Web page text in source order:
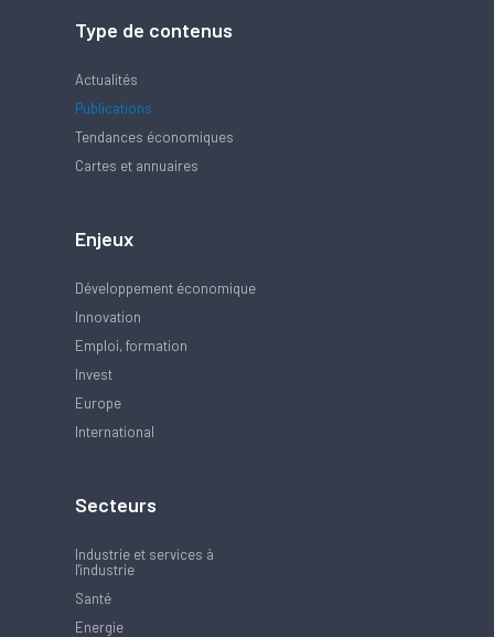
Type de contenus
Actualités
Publications
Tendances économiques
Cartes et annuaires
Enjeux
Développement économique
Innovation
Emploi, formation
Invest
Europe
International
Secteurs
Industrie et services à
l'industrie
Santé
Energie